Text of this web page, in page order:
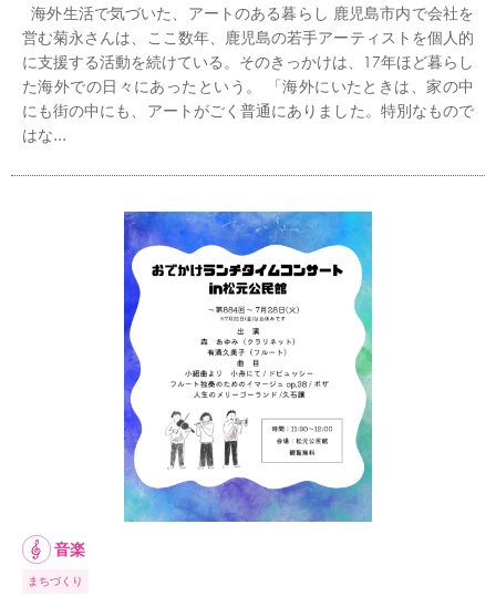
海外生活で気づいた、アートのある暮らし 鹿児島市内で会社を
営む菊永さんは、ここ数年、鹿児島の若手アーティストを個人的
に支援する活動を続けている。そのきっかけは、17年ほど暮らし
た海外での日々にあったという。 「海外にいたときは、家の中
にも街の中にも、アートがごく普通にありました。特別なもので
はな...
音楽
まちづくり